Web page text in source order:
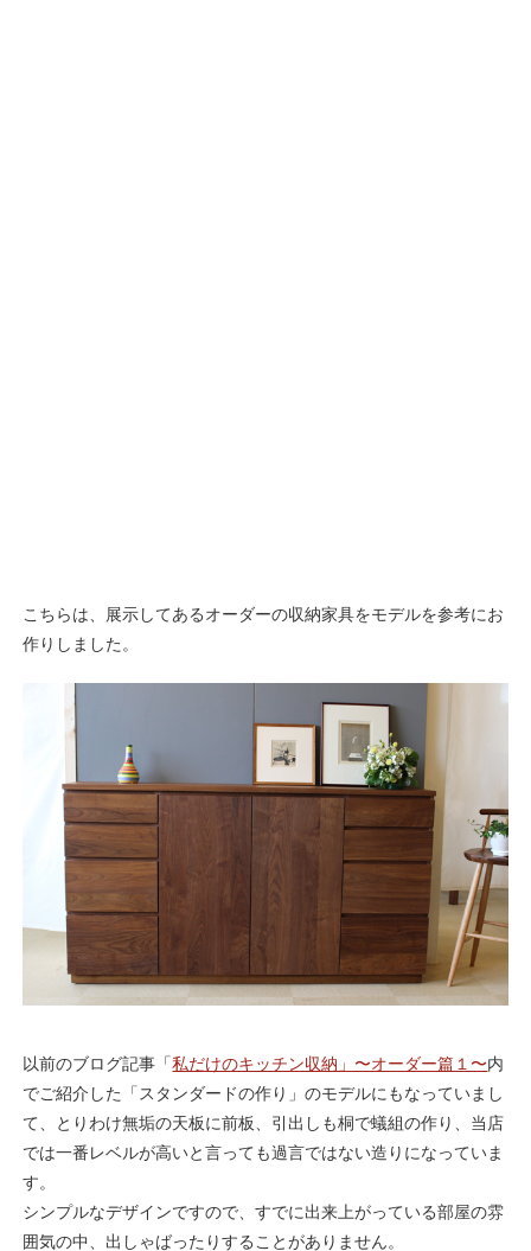
こちらは、展示してあるオーダーの収納家具をモデルを参考にお
作りしました。
以前のブログ記事「私だけのキッチン収納」〜オーダー篇１〜内
でご紹介した「スタンダードの作り」のモデルにもなっていまし
て、とりわけ無垢の天板に前板、引出しも桐で蟻組の作り、当店
では一番レベルが高いと言っても過言ではない造りになっていま
す。
シンプルなデザインですので、すでに出来上がっている部屋の雰
囲気の中、出しゃばったりすることがありません。